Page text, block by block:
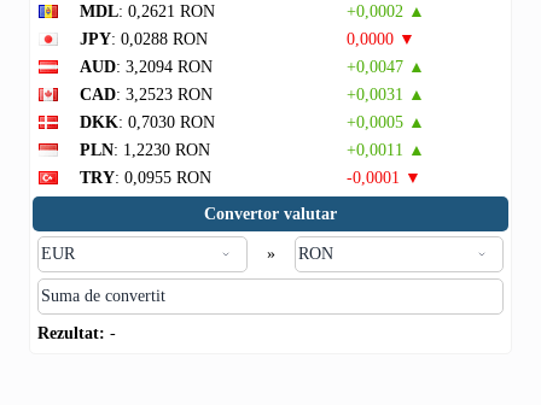
MDL: 0,2621 RON
+0,0002 ▲
JPY: 0,0288 RON
0,0000 ▼
AUD: 3,2094 RON
+0,0047 ▲
CAD: 3,2523 RON
+0,0031 ▲
DKK: 0,7030 RON
+0,0005 ▲
PLN: 1,2230 RON
+0,0011 ▲
TRY: 0,0955 RON
-0,0001 ▼
Convertor valutar
»
Rezultat: -